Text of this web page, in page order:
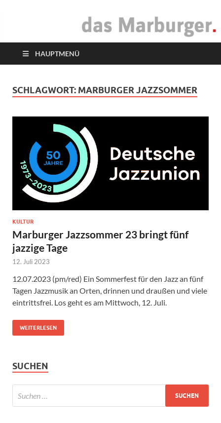
das Marburger.
HAUPTMENÜ
SCHLAGWORT: MARBURGER JAZZSOMMER
KULTUR
Marburger Jazzsommer 23 bringt fünf
jazzige Tage
12. Juli 2023
12.07.2023 (pm/red) Ein Sommerfest für den Jazz an fünf
Tagen Jazzmusik an Orten, drinnen und draußen und viele
eintrittsfrei. Los geht es am Mittwoch, 12. Juli.
WEITERLESEN
SUCHEN